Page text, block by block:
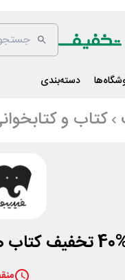
دسته‌بندی
کتاب و
کتاب های نشر هوپا فیدیبو